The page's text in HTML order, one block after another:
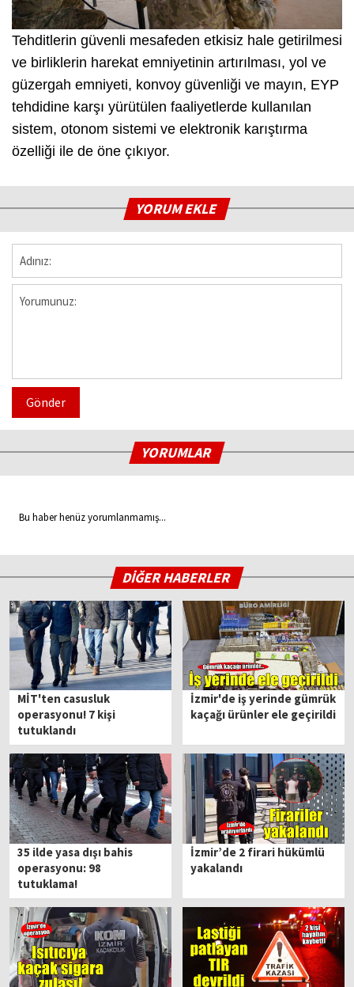
Tehditlerin güvenli mesafeden etkisiz hale getirilmesi
ve birliklerin harekat emniyetinin artırılması, yol ve
güzergah emniyeti, konvoy güvenliği ve mayın, EYP
tehdidine karşı yürütülen faaliyetlerde kullanılan
sistem, otonom sistemi ve elektronik karıştırma
özelliği ile de öne çıkıyor.
YORUM EKLE
Gönder
YORUMLAR
Bu haber henüz yorumlanmamış...
DİĞER HABERLER
MİT'ten casusluk
operasyonu! 7 kişi
tutuklandı
İzmir'de iş yerinde gümrük
kaçağı ürünler ele geçirildi
35 ilde yasa dışı bahis
operasyonu: 98
tutuklama!
İzmir’de 2 firari hükümlü
yakalandı